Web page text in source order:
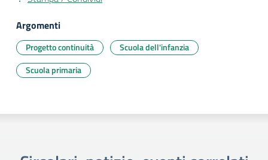
Argomenti
Progetto continuità
Scuola dell'infanzia
Scuola primaria